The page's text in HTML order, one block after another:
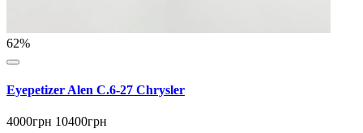
62%
Eyepetizer Alen C.6-27 Chrysler
4000грн 10400грн